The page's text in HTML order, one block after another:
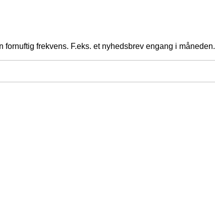
frekvens. F.eks. et nyhedsbrev engang i måneden.